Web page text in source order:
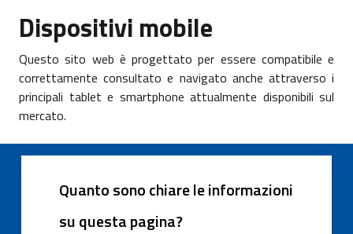
Dispositivi mobile
Questo sito web è progettato per essere compatibile e
correttamente consultato e navigato anche attraverso i
principali tablet e smartphone attualmente disponibili sul
mercato.
Quanto sono chiare le informazioni
su questa pagina?